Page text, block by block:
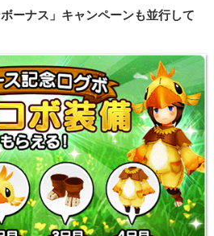
ーナス」キャンペーンも並行して